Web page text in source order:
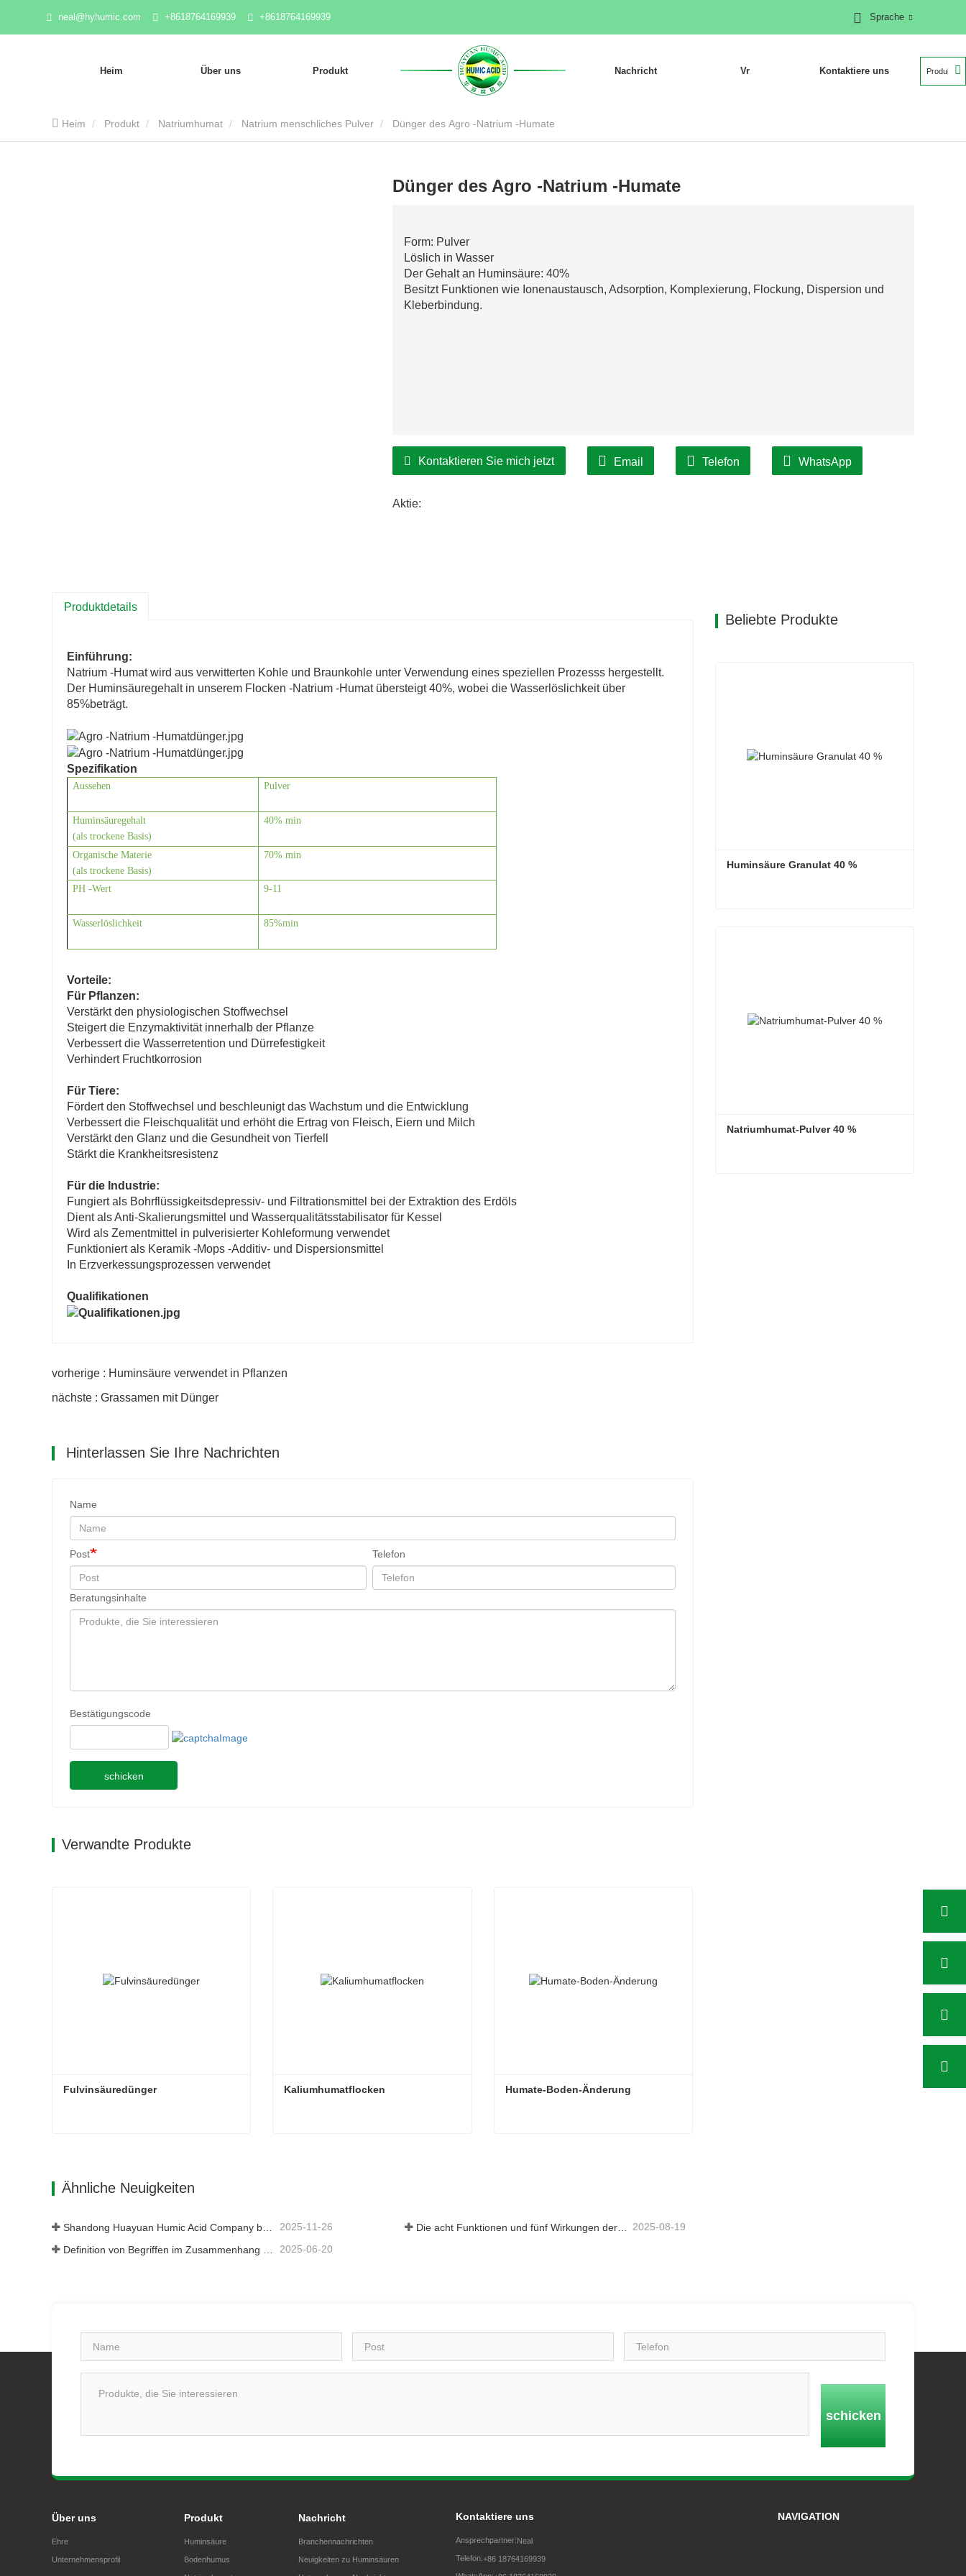
neal@hyhumic.com +8618764169939 +8618764169939 Sprache
Heim Über uns Produkt Nachricht Vr Kontaktiere uns
Heim Produkt Natriumhumat Natrium menschliches Pulver Dünger des Agro -Natrium -Humate
Dünger des Agro -Natrium -Humate
Form: Pulver
Löslich in Wasser
Der Gehalt an Huminsäure: 40%
Besitzt Funktionen wie Ionenaustausch, Adsorption, Komplexierung, Flockung, Dispersion und
Kleberbindung.
Kontaktieren Sie mich jetzt Email Telefon WhatsApp
Aktie:
Produktdetails
Einführung:
Natrium -Humat wird aus verwitterten Kohle und Braunkohle unter Verwendung eines speziellen Prozesss hergestellt.
Der Huminsäuregehalt in unserem Flocken -Natrium -Humat übersteigt 40%, wobei die Wasserlöslichkeit über
85%beträgt.
Spezifikation
Aussehen Pulver
Huminsäuregehalt
(als trockene Basis)
40% min
Organische Materie
(als trockene Basis)
70% min
PH -Wert 9-11
Wasserlöslichkeit 85%min
Vorteile:
Für Pflanzen:
Verstärkt den physiologischen Stoffwechsel
Steigert die Enzymaktivität innerhalb der Pflanze
Verbessert die Wasserretention und Dürrefestigkeit
Verhindert Fruchtkorrosion
Für Tiere:
Fördert den Stoffwechsel und beschleunigt das Wachstum und die Entwicklung
Verbessert die Fleischqualität und erhöht die Ertrag von Fleisch, Eiern und Milch
Verstärkt den Glanz und die Gesundheit von Tierfell
Stärkt die Krankheitsresistenz
Für die Industrie:
Fungiert als Bohrflüssigkeitsdepressiv- und Filtrationsmittel bei der Extraktion des Erdöls
Dient als Anti-Skalierungsmittel und Wasserqualitätsstabilisator für Kessel
Wird als Zementmittel in pulverisierter Kohleformung verwendet
Funktioniert als Keramik -Mops -Additiv- und Dispersionsmittel
In Erzverkessungsprozessen verwendet
Qualifikationen
vorherige : Huminsäure verwendet in Pflanzen
nächste : Grassamen mit Dünger
Hinterlassen Sie Ihre Nachrichten
Name
Post Telefon
Beratungsinhalte
Bestätigungscode
schicken
Verwandte Produkte
Fulvinsäuredünger Kaliumhumatflocken Humate-Boden-Änderung
Ähnliche Neuigkeiten
2025-11-26 Die acht Funktionen und fünf Wirkungen der mineralischen Quelle Fulvosäure 2025-08-19
Definition von Begriffen im Zusammenhang mit Huminsäure 2025-06-20
Beliebte Produkte
Huminsäure Granulat 40 %
Natriumhumat-Pulver 40 %
schicken
Über uns
Ehre
Unternehmensprofil
Produkt
Huminsäure
Bodenhumus
Nachricht
Branchennachrichten
Neuigkeiten zu Huminsäuren
Kontaktiere uns
Ansprechpartner:Neal
Telefon:+86 18764169939
NAVIGATION